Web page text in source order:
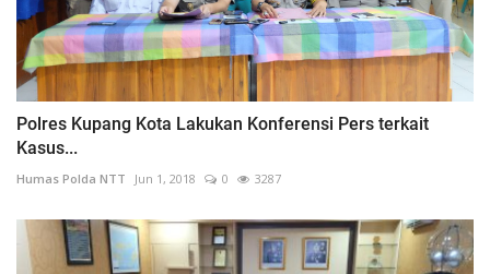
Polres Kupang Kota Lakukan Konferensi Pers terkait
Kasus...
Humas Polda NTT Jun 1, 2018 0 3287